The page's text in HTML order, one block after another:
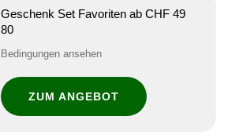
Geschenk Set Favoriten ab CHF 49
80
Bedingungen ansehen
ZUM ANGEBOT